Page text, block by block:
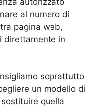
al numero di
pagina web,
direttamente in
soprattutto
un modello di
quella